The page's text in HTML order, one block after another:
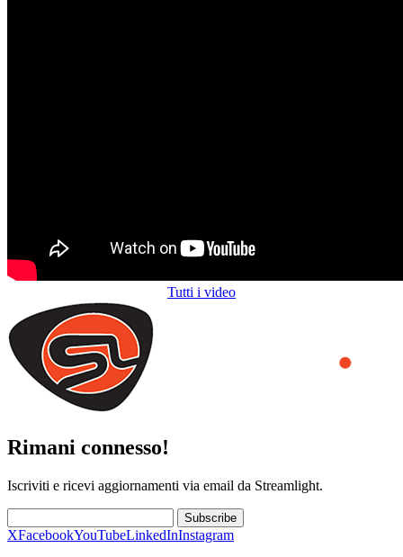
Tutti i video
Rimani connesso!
Iscriviti e ricevi aggiornamenti via email da Streamlight.
Subscribe
XFacebookYouTubeLinkedInInstagram